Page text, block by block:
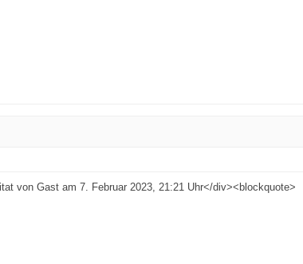
von Gast am 7. Februar 2023, 21:21 Uhr</div><blockquote>